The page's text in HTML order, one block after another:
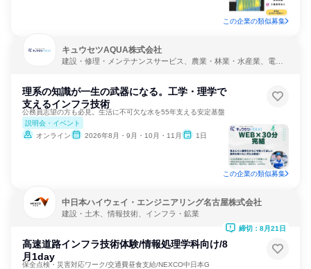
この企業の類似募集
キュウセツAQUA株式会社
建設・修理・メンテナンスサービス、農業・林業・水産業、電
理系の知識が一生の武器になる。工学・理学で
支えるインフラ技術
公務員志望の方も必見。生活に不可欠な水を55年支える安定基盤
説明会・イベント
オンライン
2026年8月・9月・10月・11月 1日
この企業の類似募集
中日本ハイウェイ・エンジニアリング名古屋株式会社
建設・土木、情報技術、インフラ・鉱業
高速道路インフラ技術体験/情報処理学科向け/8
月1day
保全点検・災害対応ワーク/交通費昼食支給/NEXCO中日本G
締切：8月21日